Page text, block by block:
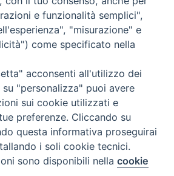
Como
Como | piazza Grimoldi, 5
e funzionalità semplici",
"misurazione" e
come specificato nella
acconsenti all'utilizzo dei
"personalizza" puoi avere
sui cookie utilizzati e
preferenze. Cliccando su
questa informativa proseguirai
i soli cookie tecnici.
sono disponibili nellacookie